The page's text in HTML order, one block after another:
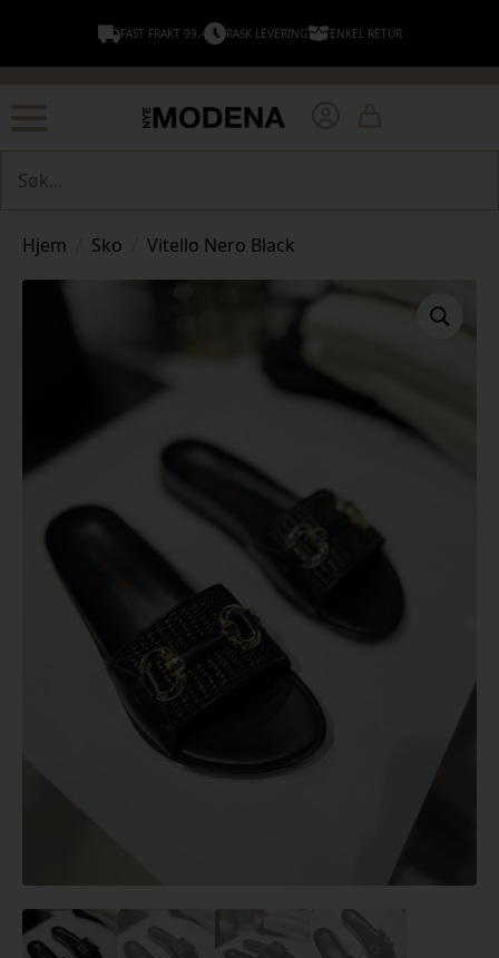
FAST FRAKT 99,- RASK LEVERING ENKEL RETUR
Hjem Sko Vitello Nero Black